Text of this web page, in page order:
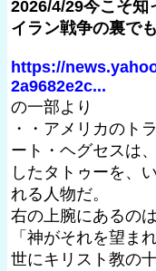
2026/4/29今こそ
イラン戦争の裏で
https://
2a9682e2c...
の一部より
・・アメリカのト
ート・ヘグセスは
したタトゥーを、
れる人物だ。
右の上腕にあるの
「神がそれを望ま
世にキリスト教の